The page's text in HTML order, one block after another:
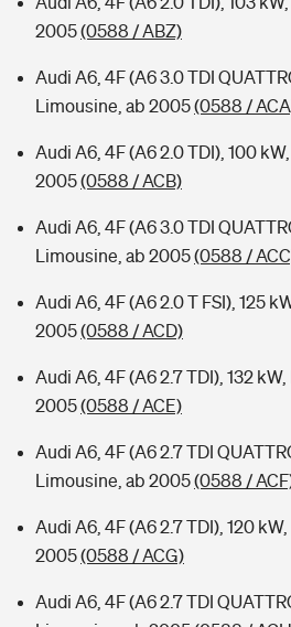
2005(0588 / ABZ)
Audi A6, 4F (A6 3.0 TDI
Limousine, ab 2005(0588 /
Audi A6, 4F (A6 2.0 TDI), 100
2005(0588 / ACB)
Audi A6, 4F (A6 3.0 TDI
Limousine, ab 2005(0588 /
Audi A6, 4F (A6 2.0 T FSI), 125
2005(0588 / ACD)
Audi A6, 4F (A6 2.7 TDI), 132
2005(0588 / ACE)
Audi A6, 4F (A6 2.7 TDI
Limousine, ab 2005(0588 /
Audi A6, 4F (A6 2.7 TDI), 120
2005(0588 / ACG)
Audi A6, 4F (A6 2.7 TDI